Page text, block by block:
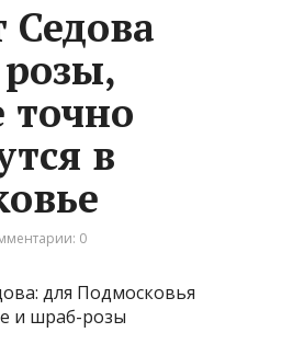
Седова
точно
в
0
для Подмосковья
и шраб-розы